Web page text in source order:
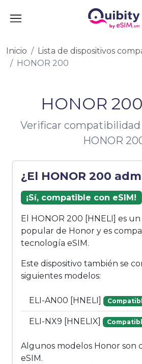
Inicio
Lista de dispositivos
HONOR 200
HONOR
Verificar compatibilidad
HONOR
¿El HONOR 200
¡Sí, compatible con eSIM!
El HONOR 200 [HNELI] es
popular de Honor y es
tecnología eSIM.
Este dispositivo también se
siguientes modelos:
ELI-AN00 [HNELI]
ELI-NX9 [HNELIX]
Algunos modelos Honor son
eSIM.